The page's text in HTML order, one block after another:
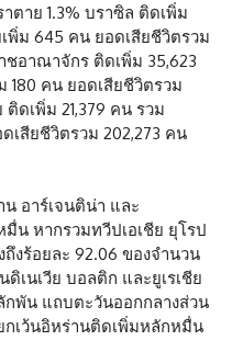
ตาย 1.3% บราซิล ติดเพิ่ม
เพิ่ม 645 คน ยอดเสียชีวิตรวม
ชอาณาจักร ติดเพิ่ม 35,623
180 คน ยอดเสียชีวิตรวม
ติดเพิ่ม 21,379 คน รวม
เสียชีวิตรวม 202,273 คน
น อาร์เจนติน่า และ
น หากรวมทวีปเอเชีย ยุโรป
งร้อยละ 92.06 ของจำนวน
เนเวีย บอลติก และยูเรเชีย
พัน แถบตะวันออกกลางส่วน
เว้นอิหร่านติดเพิ่มหลักหมื่น